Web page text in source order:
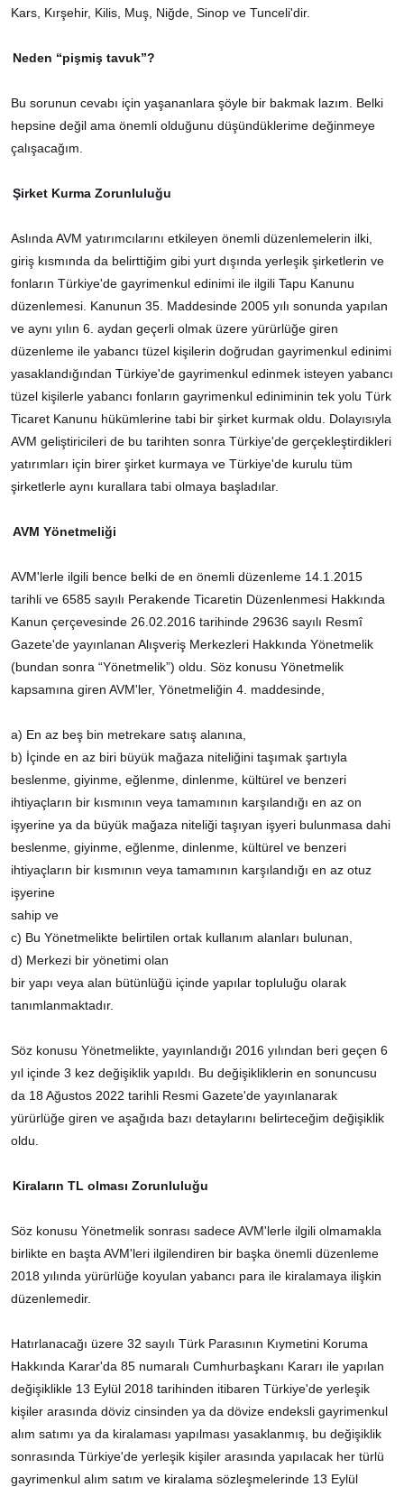
Kars, Kırşehir, Kilis, Muş, Niğde, Sinop ve Tunceli'dir.
Neden “pişmiş tavuk”?
Bu sorunun cevabı için yaşananlara şöyle bir bakmak lazım. Belki
hepsine değil ama önemli olduğunu düşündüklerime değinmeye
çalışacağım.
Şirket Kurma Zorunluluğu
Aslında AVM yatırımcılarını etkileyen önemli düzenlemelerin ilki,
giriş kısmında da belirttiğim gibi yurt dışında yerleşik şirketlerin ve
fonların Türkiye'de gayrimenkul edinimi ile ilgili Tapu Kanunu
düzenlemesi. Kanunun 35. Maddesinde 2005 yılı sonunda yapılan
ve aynı yılın 6. aydan geçerli olmak üzere yürürlüğe giren
düzenleme ile yabancı tüzel kişilerin doğrudan gayrimenkul edinimi
yasaklandığından Türkiye'de gayrimenkul edinmek isteyen yabancı
tüzel kişilerle yabancı fonların gayrimenkul ediniminin tek yolu Türk
Ticaret Kanunu hükümlerine tabi bir şirket kurmak oldu. Dolayısıyla
AVM geliştiricileri de bu tarihten sonra Türkiye'de gerçekleştirdikleri
yatırımları için birer şirket kurmaya ve Türkiye'de kurulu tüm
şirketlerle aynı kurallara tabi olmaya başladılar.
AVM Yönetmeliği
AVM'lerle ilgili bence belki de en önemli düzenleme 14.1.2015
tarihli ve 6585 sayılı Perakende Ticaretin Düzenlenmesi Hakkında
Kanun çerçevesinde 26.02.2016 tarihinde 29636 sayılı Resmî
Gazete'de yayınlanan Alışveriş Merkezleri Hakkında Yönetmelik
(bundan sonra “Yönetmelik”) oldu. Söz konusu Yönetmelik
kapsamına giren AVM'ler, Yönetmeliğin 4. maddesinde,
a) En az beş bin metrekare satış alanına,
b) İçinde en az biri büyük mağaza niteliğini taşımak şartıyla
beslenme, giyinme, eğlenme, dinlenme, kültürel ve benzeri
ihtiyaçların bir kısmının veya tamamının karşılandığı en az on
işyerine ya da büyük mağaza niteliği taşıyan işyeri bulunmasa dahi
beslenme, giyinme, eğlenme, dinlenme, kültürel ve benzeri
ihtiyaçların bir kısmının veya tamamının karşılandığı en az otuz
işyerine
sahip ve
c) Bu Yönetmelikte belirtilen ortak kullanım alanları bulunan,
d) Merkezi bir yönetimi olan
bir yapı veya alan bütünlüğü içinde yapılar topluluğu olarak
tanımlanmaktadır.
Söz konusu Yönetmelikte, yayınlandığı 2016 yılından beri geçen 6
yıl içinde 3 kez değişiklik yapıldı. Bu değişikliklerin en sonuncusu
da 18 Ağustos 2022 tarihli Resmi Gazete'de yayınlanarak
yürürlüğe giren ve aşağıda bazı detaylarını belirteceğim değişiklik
oldu.
Kiraların TL olması Zorunluluğu
Söz konusu Yönetmelik sonrası sadece AVM'lerle ilgili olmamakla
birlikte en başta AVM'leri ilgilendiren bir başka önemli düzenleme
2018 yılında yürürlüğe koyulan yabancı para ile kiralamaya ilişkin
düzenlemedir.
Hatırlanacağı üzere 32 sayılı Türk Parasının Kıymetini Koruma
Hakkında Karar'da 85 numaralı Cumhurbaşkanı Kararı ile yapılan
değişiklikle 13 Eylül 2018 tarihinden itibaren Türkiye'de yerleşik
kişiler arasında döviz cinsinden ya da dövize endeksli gayrimenkul
alım satımı ya da kiralaması yapılması yasaklanmış, bu değişiklik
sonrasında Türkiye'de yerleşik kişiler arasında yapılacak her türlü
gayrimenkul alım satım ve kiralama sözleşmelerinde 13 Eylül